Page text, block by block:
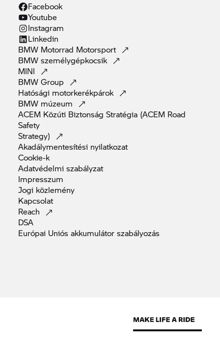
Facebook
Youtube
Instagram
Linkedin
BMW Motorrad Motorsport
BMWszemélygépkocsik
MINI
BMWGroup
Hatósági motorkerékpárok
BMW múzeum
ACEM Közúti Biztonság Stratégia (ACEM Road
Safety
Strategy)
Akadálymentesítési nyilatkozat
Cookie-k
Adatvédelmiszabályzat
Impresszum
Jogi közlemény
Kapcsolat
Reach
DSA
Európai Uniós akkumulátorszabályozás